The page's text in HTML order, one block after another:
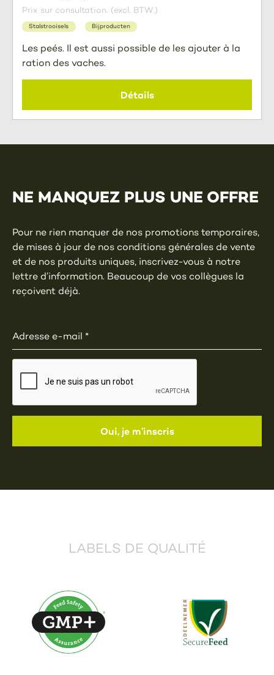
Prix sur consultation. (excl. BTW.)
Stalstrooisels Bijproducten
Les peés. Il est aussi possible de les ajouter à la
ration des vaches.
Détails
NE MANQUEZ PLUS UNE OFFRE
Pour ne rien manquer de nos promotions temporaires,
de mises à jour de nos conditions générales de vente
et de nos produits uniques, inscrivez-vous à notre
lettre d’information. Beaucoup de vos collègues la
reçoivent déjà.
LABELS DE QUALITÉ